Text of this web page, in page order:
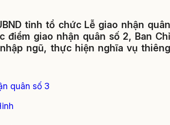
tỉnh tổ chức Lễ giao nhận quân
điểm giao nhận quân số 2, Ban Chỉ
ngũ, thực hiện nghĩa vụ thiêng
quân số 3